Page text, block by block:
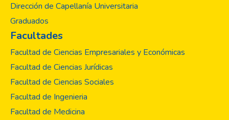
Dirección de Capellanía Universitaria
Graduados
Facultades
Facultad de Ciencias Empresariales y Económicas
Facultad de Ciencias Jurídicas
Facultad de Ciencias Sociales
Facultad de Ingenieria
Facultad de Medicina